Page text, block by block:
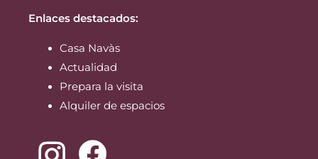
Enlaces destacados:
Casa Navàs
Actualidad
Prepara la visita
Alquiler de espacios